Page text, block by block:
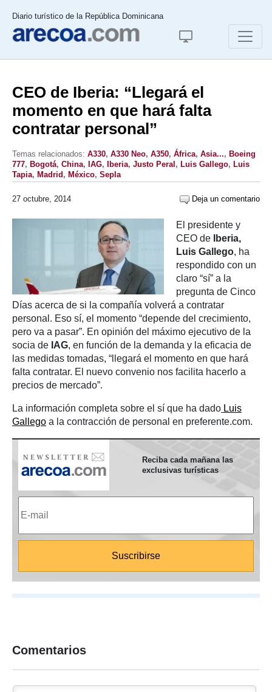
Diario turístico de la República Dominicana
CEO de Iberia: “Llegará el
momento en que hará falta
contratar personal”
Temas relacionados: A330, A330 Neo, A350, África, Asia..., Boeing
777, Bogotá, China, IAG, Iberia, Justo Peral , Luis Gallego, Luis
Tapia, Madrid , México, Sepla
27 octubre, 2014 Deja un comentario
El presidente y
CEO de
Iberia,
Luis Gallego, ha
respondido con un
claro “sí” a la
pregunta de Cinco
Días acerca de si la compañía volverá a contratar
personal. Eso sí, el momento “depende del crecimiento,
pero va a pasar”. En opinión del máximo ejecutivo de la
socia de IAG, en función de la demanda y la eficacia de
las medidas tomadas, “llegará el momento en que hará
falta contratar. El nuevo convenio nos facilita hacerlo a
precios de mercado”.
La información completa sobre el sí que ha dado Luis
Gallego a la contracción de personal en preferente.com.
Reciba cada mañana las
exclusivas turísticas
Comentarios